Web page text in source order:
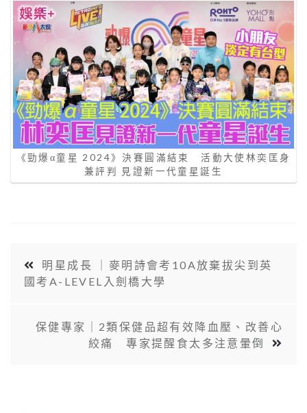
《勁爆α童星 2024》決賽圓滿結束 活動大使林奕匡身
兼評判 見證新一代童星誕生
明星成長 ｜麥明詩會考10A放棄拔尖到英
國考A-LEVEL入劍橋大學
保健專家｜2類保健品超有效降血壓、改善心
絞痛 專家提醒食太多注意暈倒